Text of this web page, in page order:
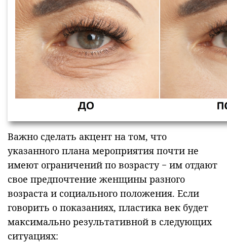
Важно сделать акцент на том, что
указанного плана мероприятия почти не
имеют ограничений по возрасту − им отдают
свое предпочтение женщины разного
возраста и социального положения. Если
говорить о показаниях, пластика век будет
максимально результативной в следующих
ситуациях: